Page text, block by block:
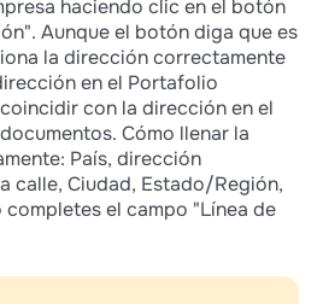
haciendo clic en el botón
Aunque el botón diga que es
la dirección correctamente
en el Portafolio
con la dirección en el
Cómo llenar la
País, dirección
calle, Ciudad, Estado/Región,
el campo "Línea de